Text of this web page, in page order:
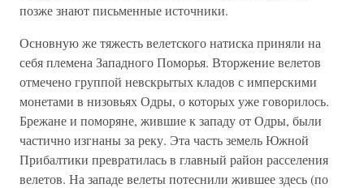
позже знают письменные источники.
Основную же тяжесть велетского натиска приняли на
себя племена Западного Поморья. Вторжение велетов
отмечено группой невскрытых кладов с имперскими
монетами в низовьях Одры, о которых уже говорилось.
Брежане и поморяне, жившие к западу от Одры, были
частично изгнаны за реку. Эта часть земель Южной
Прибалтики превратилась в главный район расселения
велетов. На западе велеты потеснили жившее здесь (по